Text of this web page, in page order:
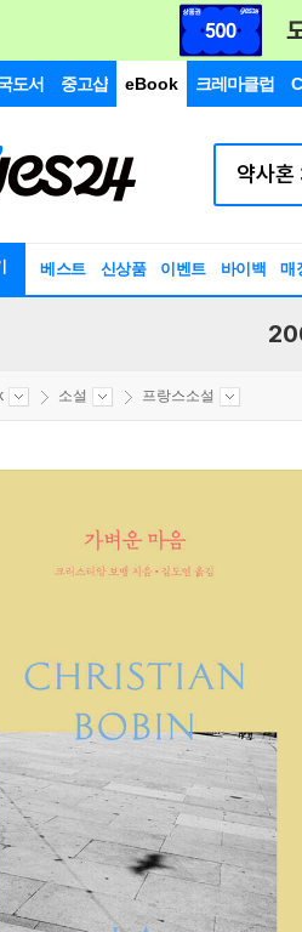
도서 중고샵 eBook 크레마클럽
베스트 신상품 이벤트 바이백 매
소설 프랑스소설